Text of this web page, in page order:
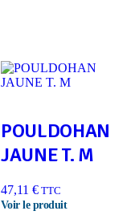
POULDOHAN
JAUNE T. M
47,11 €TTC